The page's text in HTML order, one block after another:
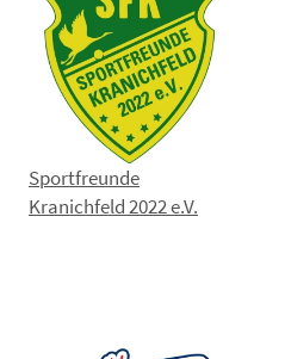
Sportfreunde
Kranichfeld 2022 e.V.